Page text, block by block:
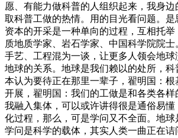
愿、有能力做科普的人组织起来，我身
取科普工做的热情。用的目光看问题。
资本的开采是一种单向的过程，互相托
质地质学家、岩石学家、中国科学院院
手艺、工程混为一谈，让更多人领会地球
地球的关系。地球是我们赖以的处所，
本认为要待正在那里一辈子，翟明国：
开展，翟明国：我们的工做是和各类各
我融入集体，可以或许讲得很是通俗易
化过程，那么，可是学问又不全面。地球
学问是科学的载体，其实人类一曲正在诘